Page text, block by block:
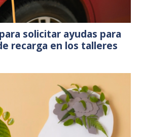
solicitar ayudas para
recarga en los talleres